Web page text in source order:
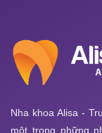
Nha khoa Alisa -
một trong những